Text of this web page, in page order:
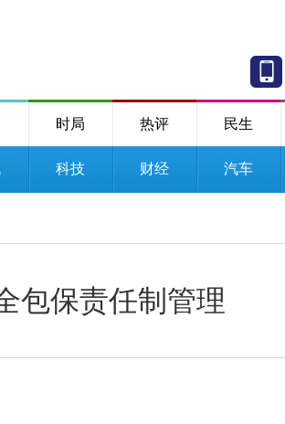
时局 热评 民生
科技 财经 汽车
包保责任制管理